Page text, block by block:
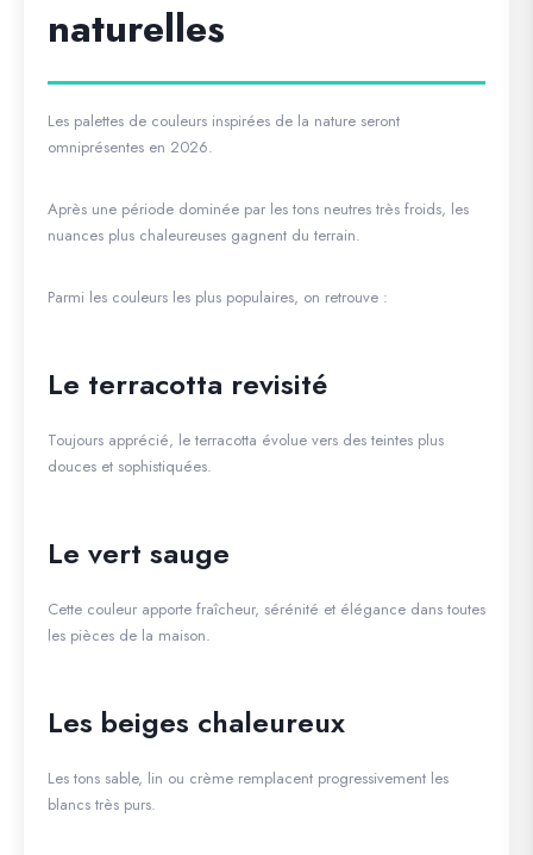
naturelles
Les palettes de couleurs inspirées de la nature seront
omniprésentes en 2026.
Après une période dominée par les tons neutres très froids, les
nuances plus chaleureuses gagnent du terrain.
Parmi les couleurs les plus populaires, on retrouve :
Le terracotta revisité
Toujours apprécié, le terracotta évolue vers des teintes plus
douces et sophistiquées.
Le vert sauge
Cette couleur apporte fraîcheur, sérénité et élégance dans toutes
les pièces de la maison.
Les beiges chaleureux
Les tons sable, lin ou crème remplacent progressivement les
blancs très purs.